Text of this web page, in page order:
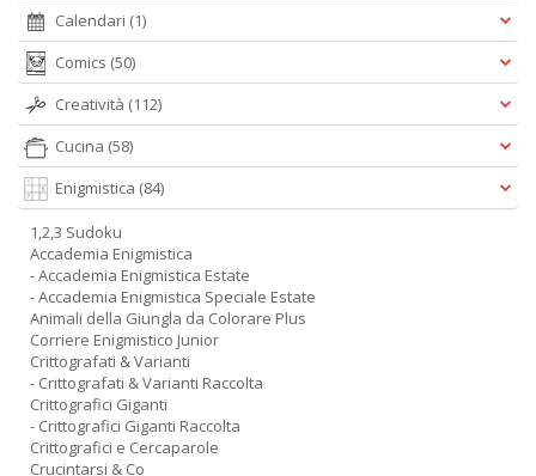
Calendari (1)
Comics (50)
Creatività (112)
Cucina (58)
Enigmistica (84)
1,2,3 Sudoku
Accademia Enigmistica
- Accademia Enigmistica Estate
- Accademia Enigmistica Speciale Estate
Animali della Giungla da Colorare Plus
Corriere Enigmistico Junior
Crittografati & Varianti
- Crittografati & Varianti Raccolta
Crittografici Giganti
- Crittografici Giganti Raccolta
Crittografici e Cercaparole
Crucintarsi & Co